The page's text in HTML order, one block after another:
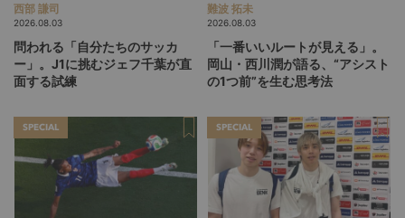
西部 謙司
2026.08.03
問われる「自分たちのサッカ
ー」。J1に挑むジェフ千葉が直
面する試練
難波 拓未
2026.08.03
「一番いいルートが見える」。
岡山・西川潤が語る、“アシスト
の1つ前”を生む思考法
SPECIAL SPECIAL